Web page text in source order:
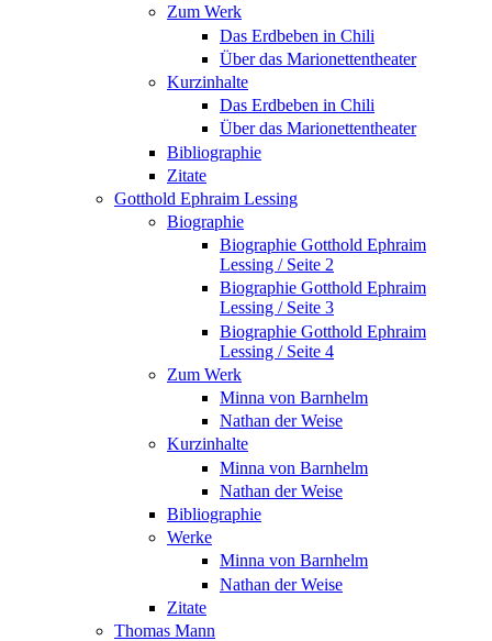
Zum Werk
Das Erdbeben in Chili
Über das Marionettentheater
Kurzinhalte
Das Erdbeben in Chili
Über das Marionettentheater
Bibliographie
Zitate
Gotthold Ephraim Lessing
Biographie
Biographie Gotthold Ephraim
Lessing / Seite 2
Biographie Gotthold Ephraim
Lessing / Seite 3
Biographie Gotthold Ephraim
Lessing / Seite 4
Zum Werk
Minna von Barnhelm
Nathan der Weise
Kurzinhalte
Minna von Barnhelm
Nathan der Weise
Bibliographie
Werke
Minna von Barnhelm
Nathan der Weise
Zitate
Thomas Mann